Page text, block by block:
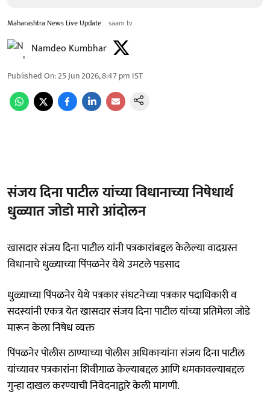
Maharashtra News Live Update saam tv
Namdeo Kumbhar
Published On:25 Jun 2026, 8:47 pm IST
संजय दिना पाटील यांच्या विधानाच्या निषेधार्थ
धुळ्यात जोडो मारो आंदोलन
खासदार संजय दिना पाटील यांनी पत्रकारांबद्दल केलेल्या वादग्रस्त
विधानाचे धुळ्याच्या पिंपळनेर येथे उमटले पडसाद
धुळ्याच्या पिंपळनेर येथे पत्रकार संघटनेच्या पत्रकार पदाधिकारी व
सदस्यांनी एकत्र येत खासदार संजय दिना पाटील यांच्या प्रतिमेला जोडे
मारून केला निषेध व्यक्त
पिंपळनेर पोलीस ठाण्याच्या पोलीस अधिकाऱ्यांना संजय दिना पाटील
यांच्यावर पत्रकारांना शिवीगाळ केल्याबद्दल आणि धमकावल्याबद्दल
गुन्हा दाखल करण्याची निवेदनाद्वारे केली मागणी.